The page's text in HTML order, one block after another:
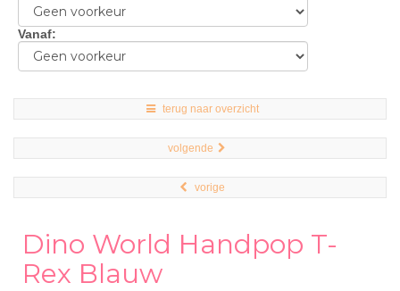
Vanaf:
terug naar overzicht
volgende
vorige
Dino World Handpop T-
Rex Blauw